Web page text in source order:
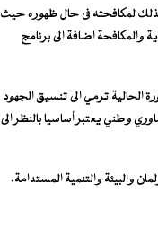
وكذلك لمكافحته فى حال ظهوره حيث
والمكافحة اضافة الى برنامج
الحالية ترمي الى تنسيق الجهود
وطني يعتبر أساسيا بالنظر الى
والبيئة والتنمية المستدامة.